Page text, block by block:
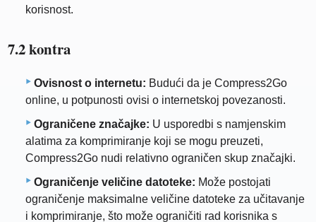
korisnost.
7.2 kontra
Ovisnost o internetu: Budući da je Compress2Go
online, u potpunosti ovisi o internetskoj povezanosti.
Ograničene značajke: U usporedbi s namjenskim
alatima za komprimiranje koji se mogu preuzeti,
Compress2Go nudi relativno ograničen skup značajki.
Ograničenje veličine datoteke: Može postojati
ograničenje maksimalne veličine datoteke za učitavanje
i komprimiranje, što može ograničiti rad korisnika s